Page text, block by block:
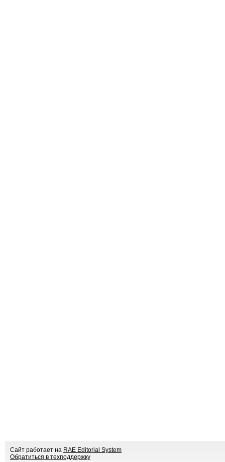
Сайт работает на RAE Editorial System
Обратиться в техподдержку